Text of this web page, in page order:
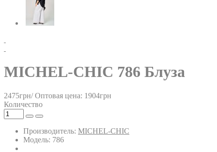
MICHEL-CHIC 786 Блуза
2475грн/ Оптовая цена: 1904грн
Количество
Производитель: MICHEL-CHIC
Модель: 786